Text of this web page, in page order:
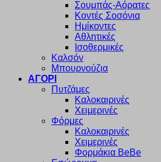
Σουμπάς-Αόρατες
Κοντές Σοσόνια
Ημίκοντες
Αθλητικές
Ισοθερμικές
Καλσόν
Μπουρνούζια
ΑΓΟΡΙ
Πυτζάμες
Καλοκαιρινές
Χειμερινές
Φόρμες
Καλοκαιρινές
Χειμερινές
Φορμάκια BeBe